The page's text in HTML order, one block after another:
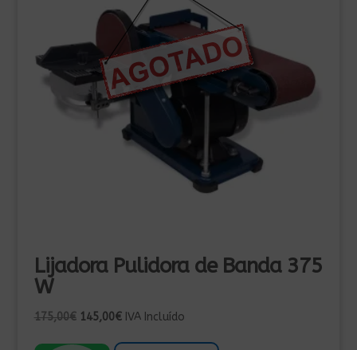
Lijadora Pulidora de Banda 375
W
175,00€ El
145,00€ElIVA Incluído